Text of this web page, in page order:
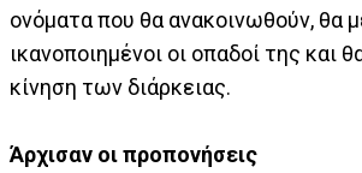
ονόματα που θα ανακοινωθούν, θα
ικανοποιημένοι οι οπαδοί της και
κίνηση των διάρκειας.
Άρχισαν οι προπονήσεις